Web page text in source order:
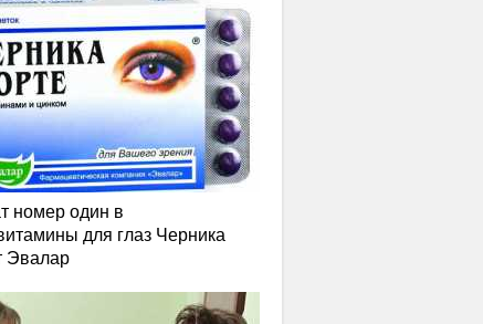
номер один в
для глаз Черника
Эвалар